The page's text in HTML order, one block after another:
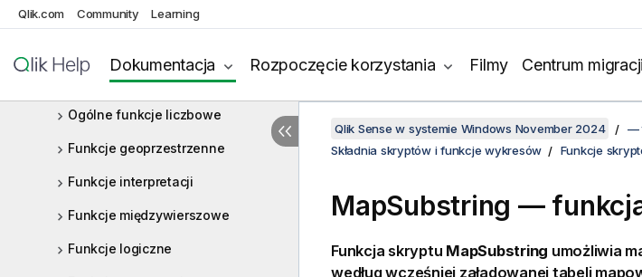
Qlik.com Community Learning
Dokumentacja Rozpoczęcie korzystania Filmy Centrum migracji
Funkcje pliku
Funkcje formatowania
Ogólne funkcje liczbowe
Funkcje geoprzestrzenne
Funkcje interpretacji
Funkcje międzywierszowe
Funkcje logiczne
Qlik Sense w systemie Windows November 2024
—
Składnia skryptów i funkcje wykresów
Funkcje
MapSubstring —
Funkcja skryptu MapSubstring umożliwia
według wcześniej załadowanej tabeli